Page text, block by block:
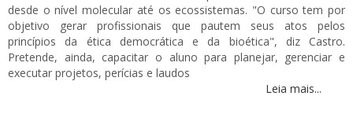
desde o nível molecular até os ecossistemas. "O curso tem por
objetivo gerar profissionais que pautem seus atos pelos
princípios da ética democrática e da bioética", diz Castro.
Pretende, ainda, capacitar o aluno para planejar, gerenciar e
executar projetos, perícias e laudos
Leia mais...